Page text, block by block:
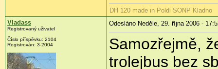
DH 120 made in Poldi SONP Kladno
Vladass
Registrovaný uživatel
Číslo příspěvku: 2104
Registrován: 3-2004
Odesláno Neděle, 29. října 2006 -
Samozřejmě,
trolejbus bez